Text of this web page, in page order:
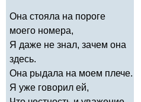
Она стояла на пороге
моего номера,
Я даже не знал, зачем она
здесь.
Она рыдала на моем плече.
Я уже говорил ей,